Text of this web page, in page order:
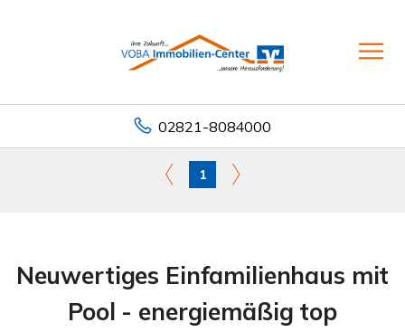
02821-8084000
1
Neuwertiges Einfamilienhaus mit
Pool - energiemäßig top